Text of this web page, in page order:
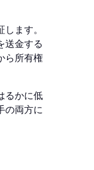
ます。
送金する
ら所有権
るかに低
の両方に